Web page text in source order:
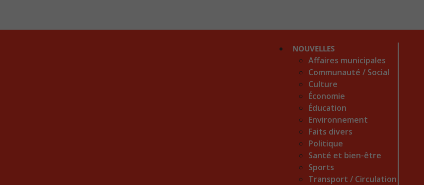
NOUVELLES
Affaires municipales
Communauté / Social
Culture
Économie
Éducation
Environnement
Faits divers
Politique
Santé et bien-être
Sports
Transport / Circulation